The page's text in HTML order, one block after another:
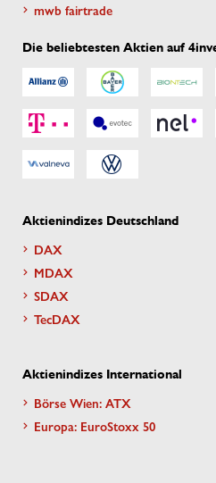
mwb fairtrade
Die beliebtesten Aktien auf
Aktienindizes Deutschland
DAX
MDAX
SDAX
TecDAX
Aktienindizes International
Börse Wien: ATX
Europa: EuroStoxx 50